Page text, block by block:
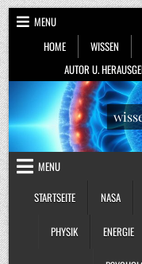
Skip
to
content
MENU
HOME
WISSEN
AUTOR U.
MENU
STARTSEITE
NASA
PHYSIK ENERGIE